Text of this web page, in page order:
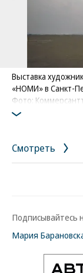
Выставка
«НОМИ» в Санкт-
Фото:
Смотреть
Подписывайтесь
Мария